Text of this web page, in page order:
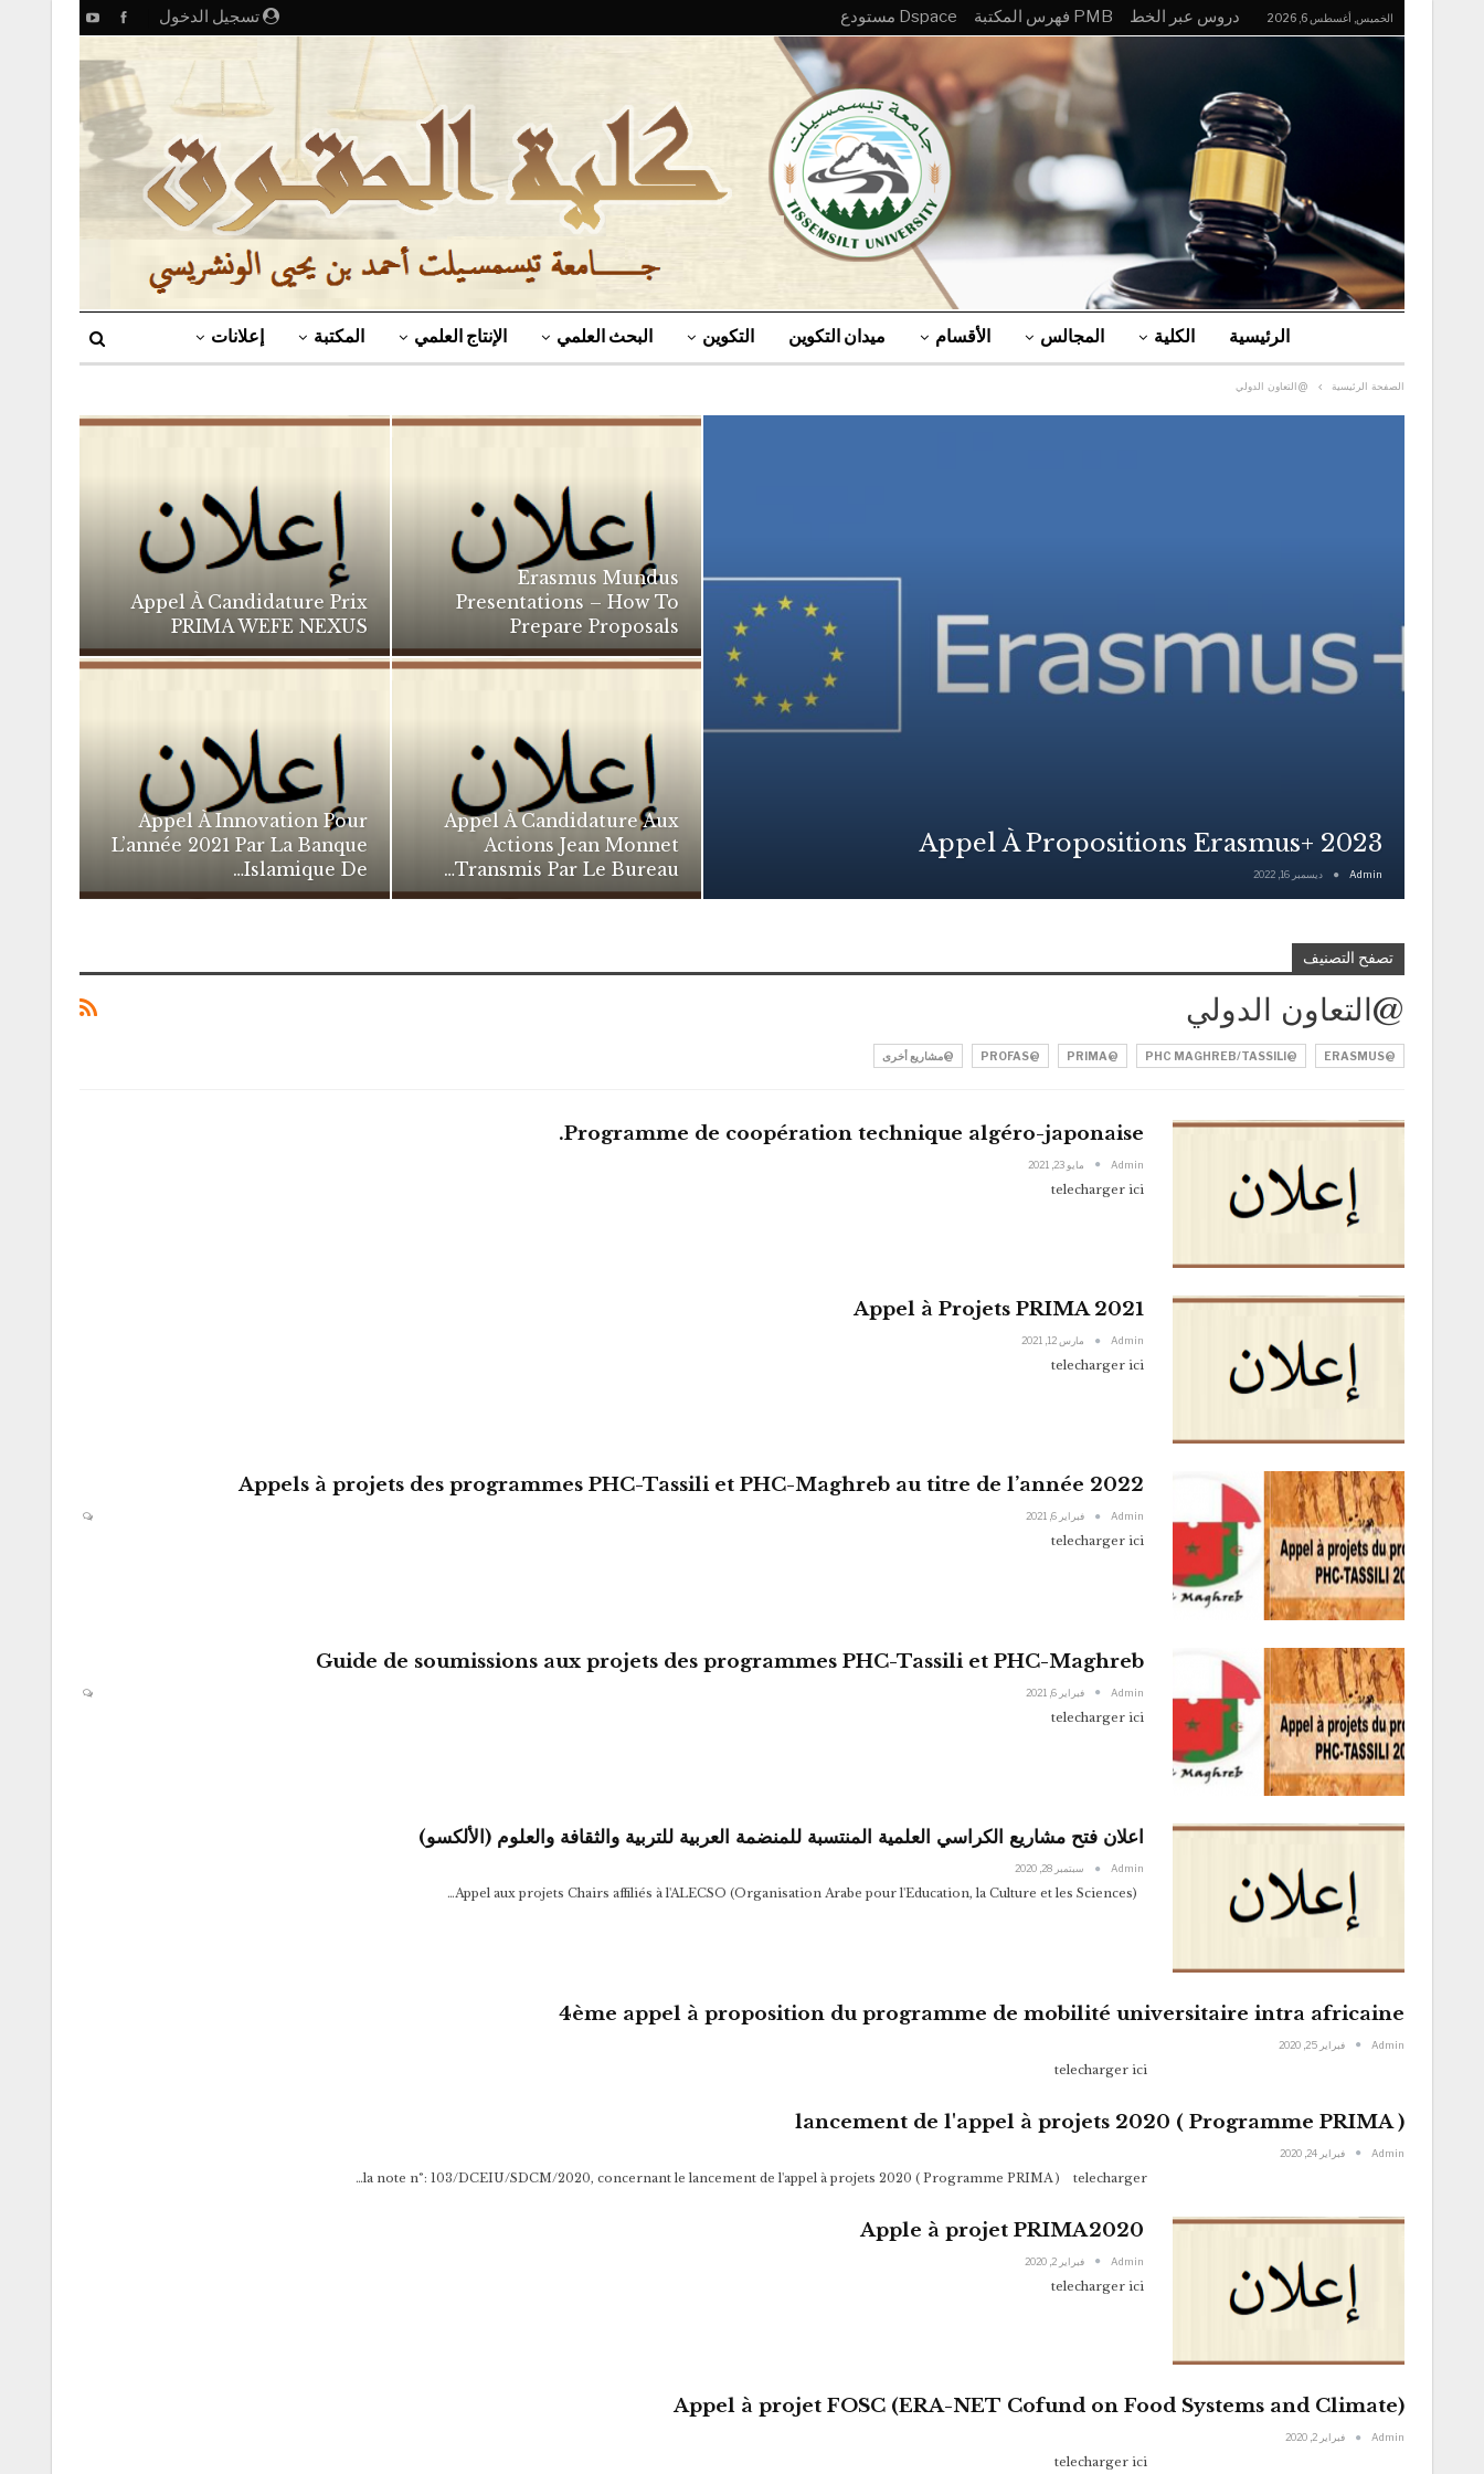
تسجيل الدخول الخميس, أغسطس 6, 2026 دروس عبر الخط PMB فهرس المكتبة Dspace مستودع
الرئيسية الكلية المجالس الأقسام ميدان التكوين التكوين البحث العلمي الإنتاج العلمي المكتبة إعلانات
الصفحة الرئيسية @التعاون الدولي
Appel À Propositions Erasmus+ 2023
Admin ديسمبر 16, 2022
Erasmus Mundus
Presentations – How To
Prepare Proposals
Appel À Candidature Prix
PRIMA WEFE NEXUS
Appel À Candidature Aux
Actions Jean Monnet
Transmis Par Le Bureau…
Appel À Innovation Pour
L’année 2021 Par La Banque
Islamique De…
تصفح التصنيف
@التعاون الدولي
@ERASMUS
@PHC MAGHREB/TASSILI
@PRIMA
@PROFAS @مشاريع أخرى
Programme de coopération technique algéro-japonaise.
Admin مايو 23, 2021
telecharger ici
Appel à Projets PRIMA 2021
Admin مارس 12, 2021
telecharger ici
Appels à projets des programmes PHC-Tassili et PHC-Maghreb au titre de l’année 2022
Admin فبراير 6, 2021
telecharger ici
Guide de soumissions aux projets des programmes PHC-Tassili et PHC-Maghreb
Admin فبراير 6, 2021
telecharger ici
اعلان فتح مشاريع الكراسي العلمية المنتسبة للمنضمة العربية للتربية والثقافة والعلوم (الألكسو)
Admin سبتمبر 28, 2020
4ème appel à proposition du programme de mobilité universitaire intra africaine
Admin فبراير 25, 2020
telecharger ici
lancement de l'appel à projets 2020 ( Programme PRIMA )
Admin فبراير 24, 2020
la note n°: 103/DCEIU/SDCM/2020, concernant le lancement de l'appel à projets 2020 ( Programme PRIMA ) telecharger…
Apple à projet PRIMA2020
Admin فبراير 2, 2020
telecharger ici
Appel à projet FOSC (ERA-NET Cofund on Food Systems and Climate)
Admin فبراير 2, 2020
telecharger ici